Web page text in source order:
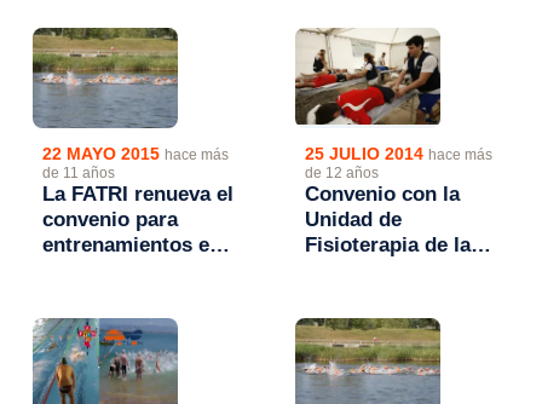
municipales al
triatlón
22 MAYO 2015 hace más
de 11 años
La FATRI renueva el
convenio para
entrenamientos en
25 JULIO 2014 hace más
de 12 años
Convenio con la
Unidad de
Fisioterapia de la